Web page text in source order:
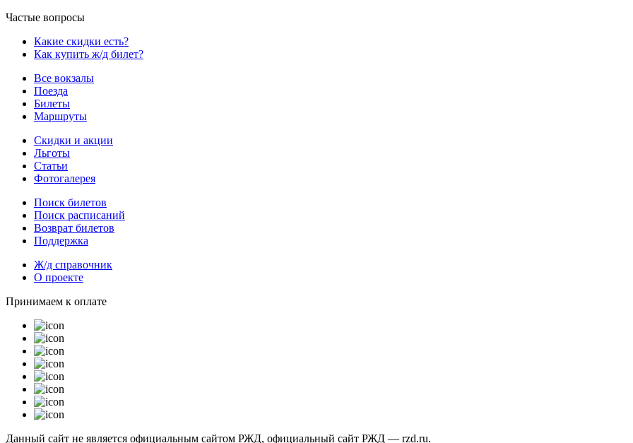
Частые вопросы
Какие скидки есть?
Как купить ж/д билет?
Все вокзалы
Поезда
Билеты
Маршруты
Скидки и акции
Льготы
Статьи
Фотогалерея
Поиск билетов
Поиск расписаний
Возврат билетов
Поддержка
Ж/д справочник
О проекте
Принимаем к оплате
Данный сайт не является официальным сайтом РЖД, официальный сайт РЖД — rzd.ru.